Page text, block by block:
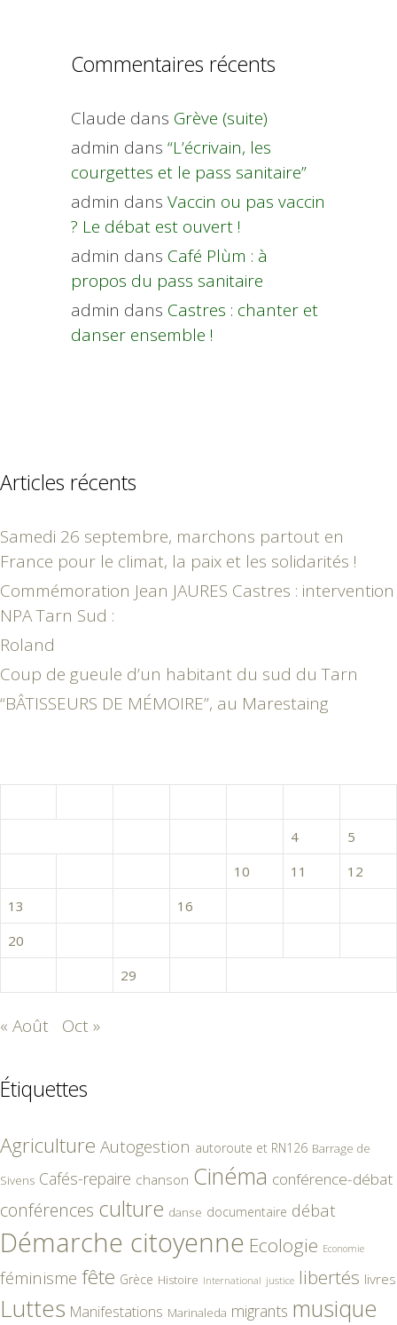
Commentaires récents
Claude dans Grève (suite)
admin dans “L’écrivain, les
courgettes et le pass sanitaire”
admin dans Vaccin ou pas vaccin
? Le débat est ouvert !
admin dans Café Plùm : à
propos du pass sanitaire
admin dans Castres : chanter et
danser ensemble !
Articles récents
Samedi 26 septembre, marchons partout en
France pour le climat, la paix et les solidarités !
Commémoration Jean JAURES Castres : intervention
NPA Tarn Sud :
Roland
Coup de gueule d’un habitant du sud du Tarn
“BÂTISSEURS DE MÉMOIRE”, au Marestaing
4
5
10 11
12
13
16
20
29
« Août Oct »
Étiquettes
Agriculture Autogestion autoroute et RN126 Barrage de
Sivens Cafés-repaire chanson Cinéma conférence-débat
conférences culture danse documentaire débat
Démarche citoyenne Ecologie Economie
féminisme fête Grèce Histoire International justice libertés livres
Luttes Manifestations Marinaleda migrants musique